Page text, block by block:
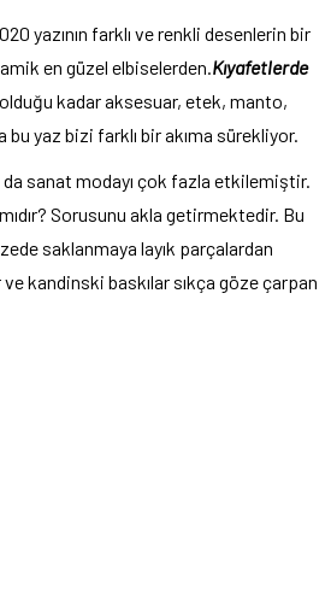
yazının farklı ve renkli desenlerin bir
en güzel elbiselerden.Kıyafetlerde
kadar aksesuar, etek, manto,
bu yaz bizi farklı bir akıma sürekliyor.
sanat modayı çok fazla etkilemiştir.
Sorusunu akla getirmektedir. Bu
saklanmaya layık parçalardan
kandinski baskılar sıkça göze çarpan